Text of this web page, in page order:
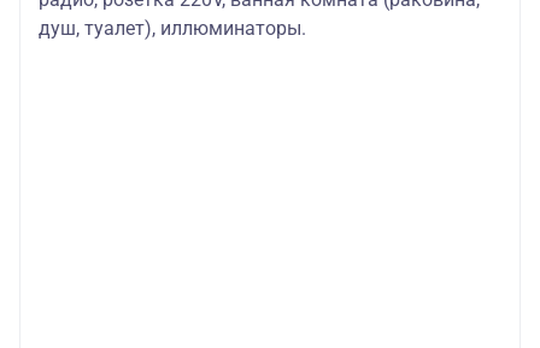
душ, туалет), иллюминаторы.